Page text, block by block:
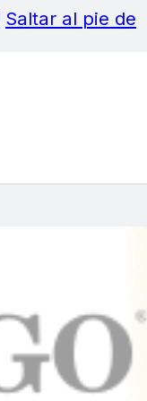
Saltar al pie de